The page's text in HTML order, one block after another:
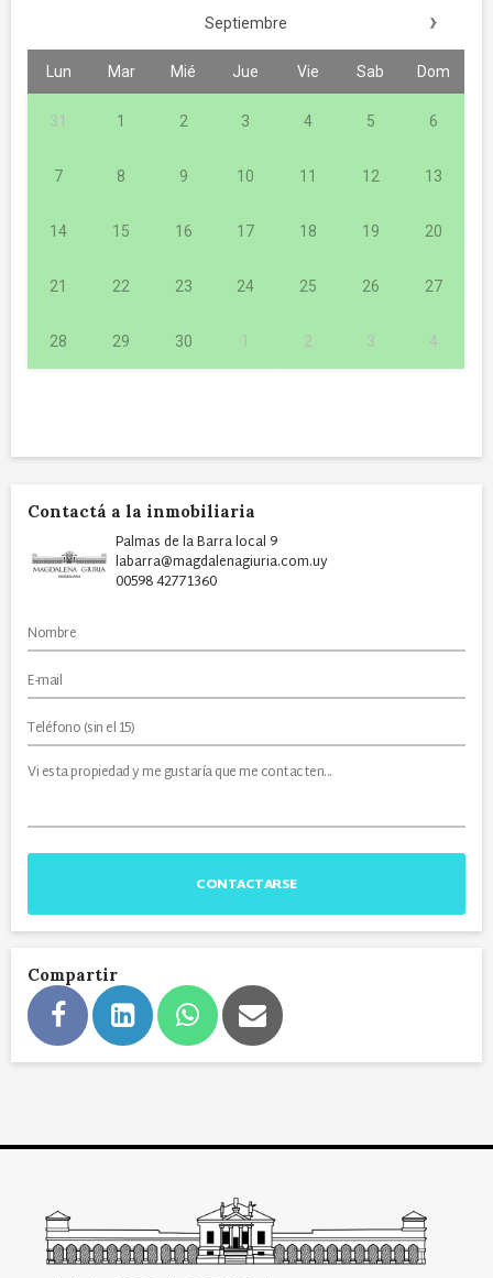
Septiembre ›
Lun Mar Mié Jue Vie Sab Dom
31 1 2 3 4 5 6
7 8 9 10 11 12 13
14 15 16 17 18 19 20
21 22 23 24 25 26 27
28 29 30 1 2 3 4
Contactá a la inmobiliaria
Palmas de la Barra local 9
labarra@magdalenagiuria.com.uy
00598 42771360
CONTACTARSE
Compartir